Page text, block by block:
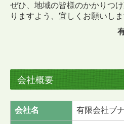
ぜひ、地域の皆様のかかりつ
りますよう、宜しくお願いしま
会社概要
会社名 有限会社ブ